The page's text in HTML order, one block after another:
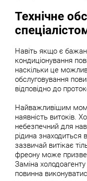
Технічне
Навіть якщо є
кондиціонування
наскільки це
обслуговування
відповідно до
Найважливішим
наявність витоків.
небезпечний для
рідина знаходиться
зазвичай витікає
фреону може
Заміна
повинна